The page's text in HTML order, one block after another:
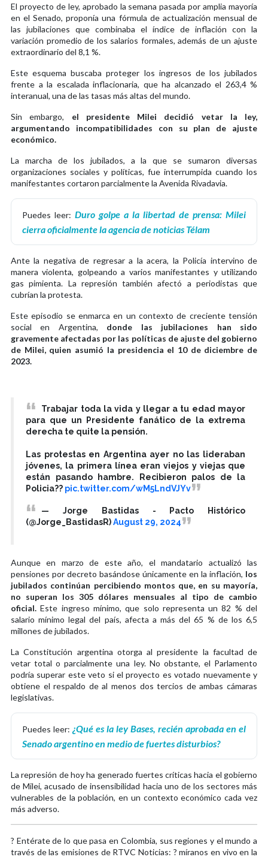
El proyecto de ley, aprobado la semana pasada por amplia mayoría
en el Senado, proponía una fórmula de actualización mensual de
las jubilaciones que combinaba el índice de inflación con la
variación promedio de los salarios formales, además de un ajuste
extraordinario del 8,1 %.
Este esquema buscaba proteger los ingresos de los jubilados
frente a la escalada inflacionaria, que ha alcanzado el 263,4 %
interanual, una de las tasas más altas del mundo.
Sin embargo, el presidente Milei decidió vetar la ley,
argumentando incompatibilidades con su plan de ajuste
económico.
La marcha de los jubilados, a la que se sumaron diversas
organizaciones sociales y políticas, fue interrumpida cuando los
manifestantes cortaron parcialmente la Avenida Rivadavia.
Puedes leer: Duro golpe a la libertad de prensa: Milei
cierra oficialmente la agencia de noticias Télam
Ante la negativa de regresar a la acera, la Policía intervino de
manera violenta, golpeando a varios manifestantes y utilizando
gas pimienta. La represión también afectó a periodistas que
cubrían la protesta.
Este episodio se enmarca en un contexto de creciente tensión
social en Argentina, donde las jubilaciones han sido
gravemente afectadas por las políticas de ajuste del gobierno
de Milei, quien asumió la presidencia el 10 de diciembre de
2023.
Trabajar toda la vida y llegar a tu edad mayor
para que un Presidente fanático de la extrema
derecha te quite la pensión.
Las protestas en Argentina ayer no las lideraban
jóvenes, la primera línea eran viejos y viejas que
están pasando hambre. Recibieron palos de la
Policia?? pic.twitter.com/wM5LndVJYv
— Jorge Bastidas - Pacto Histórico
(@Jorge_BastidasR)August 29, 2024
Aunque en marzo de este año, el mandatario actualizó las
pensiones por decreto basándose únicamente en la inflación, los
jubilados continúan percibiendo montos que, en su mayoría,
no superan los 305 dólares mensuales al tipo de cambio
oficial. Este ingreso mínimo, que solo representa un 82 % del
salario mínimo legal del país, afecta a más del 65 % de los 6,5
millones de jubilados.
La Constitución argentina otorga al presidente la facultad de
vetar total o parcialmente una ley. No obstante, el Parlamento
podría superar este veto si el proyecto es votado nuevamente y
obtiene el respaldo de al menos dos tercios de ambas cámaras
legislativas.
Puedes leer: ¿Qué es la ley Bases, recién aprobada en el
Senado argentino en medio de fuertes disturbios?
La represión de hoy ha generado fuertes críticas hacia el gobierno
de Milei, acusado de insensibilidad hacia uno de los sectores más
vulnerables de la población, en un contexto económico cada vez
más adverso.
? Entérate de lo que pasa en Colombia, sus regiones y el mundo a
través de las emisiones de RTVC Noticias: ? míranos en vivo en la